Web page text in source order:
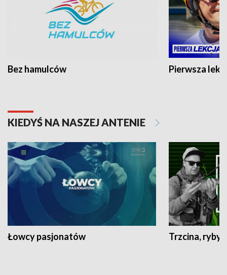
Bez hamulców Pierwsza
KIEDYŚ NA NASZEJ ANTENIE
Łowcy pasjonatów Trzcina, ryby